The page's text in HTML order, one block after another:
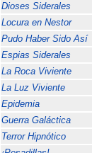
Dioses Siderales
Locura en Nestor
Pudo Haber Sido Así
Espias Siderales
La Roca Viviente
La Luz Viviente
Epidemia
Guerra Galáctica
Terror Hipnótico